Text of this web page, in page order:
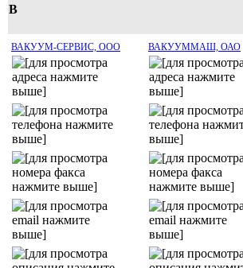
В
ВАКУУМ-СЕРВИС, ООО ВАКУУММАШ, ОАО